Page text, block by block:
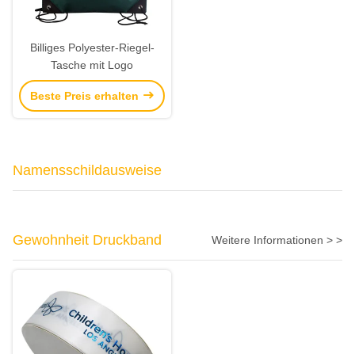
Billiges Polyester-Riegel-
Tasche mit Logo
Beste Preis erhalten
Namensschildausweise
Gewohnheit Druckband Weitere Informationen > >